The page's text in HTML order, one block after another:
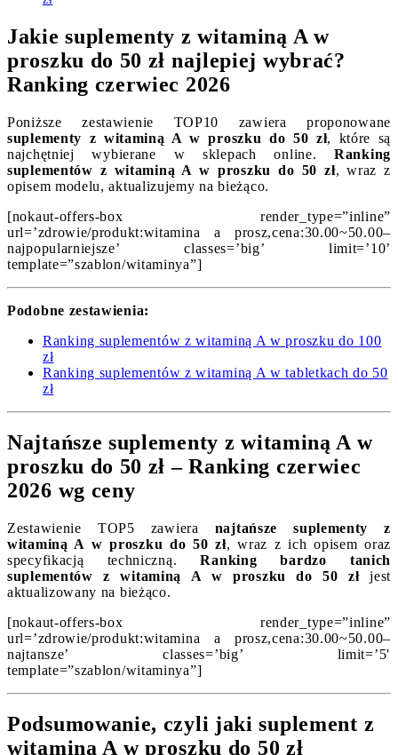
Jakie suplementy z witaminą A w
proszku do 50 zł najlepiej wybrać?
Ranking czerwiec 2026
Poniższe zestawienie TOP10 zawiera proponowane
suplementy z witaminą A w proszku do 50 zł, które są
najchętniej wybierane w sklepach online.Ranking
suplementów z witaminą A w proszku do 50 zł, wraz z
opisem modelu, aktualizujemy na bieżąco.
[nokaut-offers-box render_type=”inline”
url=’zdrowie/produkt:witamina a prosz,cena:30.00~50.00–
najpopularniejsze’ classes=’big’ limit=’10’
template=”szablon/witaminya”]
Podobne zestawienia:
Ranking suplementów z witaminą A w proszku do 100
zł
Ranking suplementów z witaminą A w tabletkach do 50
zł
Najtańsze suplementy z witaminą A w
proszku do 50 zł – Ranking czerwiec
2026 wg ceny
Zestawienie TOP5 zawiera najtańsze suplementy z
witaminą A w proszku do 50 zł, wraz z ich opisem oraz
specyfikacją techniczną.Ranking bardzo tanich
suplementów z witaminą A w proszku do 50 złjest
aktualizowany na bieżąco.
[nokaut-offers-box render_type=”inline”
url=’zdrowie/produkt:witamina a prosz,cena:30.00~50.00–
najtansze’ classes=’big’ limit=’5′
template=”szablon/witaminya”]
Podsumowanie, czyli jaki suplement z
witaminą A w proszku do 50 zł